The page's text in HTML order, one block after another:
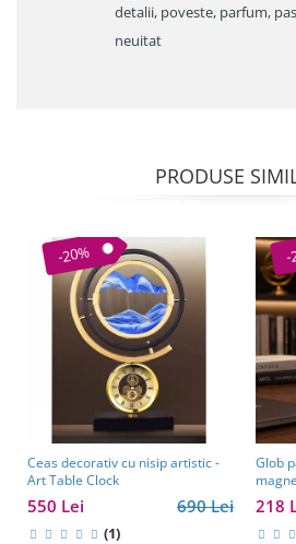
detalii, poveste, parfum,
neuitat
PRODUSE
-20%
Ceas decorativ cu nisip artistic -
Art Table Clock
690 Lei
550 Lei
(1)
-
Glob
218